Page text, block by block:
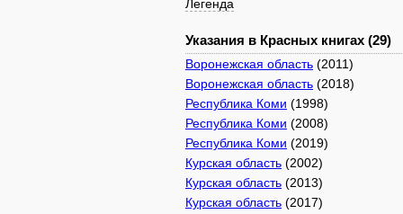
Легенда
Указания в Красных книгах (29)
Воронежская область (2011)
Воронежская область (2018)
Республика Коми (1998)
Республика Коми (2008)
Республика Коми (2019)
Курская область (2002)
Курская область (2013)
Курская область (2017)